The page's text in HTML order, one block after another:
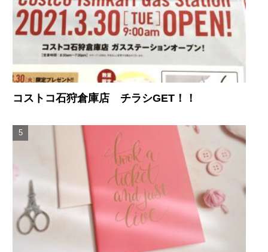
コストコ石狩倉庫店 チラシGET！！